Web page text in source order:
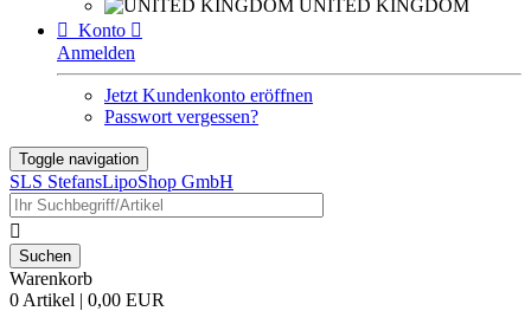
UNITED KINGDOM
 Konto 
Anmelden
Jetzt Kundenkonto eröffnen
Passwort vergessen?
Toggle navigation
SLS StefansLipoShop GmbH

Warenkorb
0 Artikel | 0,00 EUR